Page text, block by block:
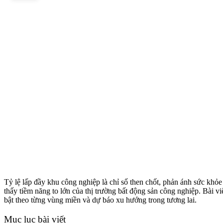
Tỷ lệ lấp đầy khu công nghiệp là chỉ số then chốt, phản ánh sức
thấy tiềm năng to lớn của thị trường bất động sản công nghiệp. Bài
bật theo từng vùng miền và dự báo xu hướng trong tương lai.
Mục lục bài viết